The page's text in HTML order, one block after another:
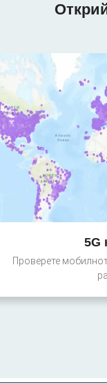
5G
Проверете